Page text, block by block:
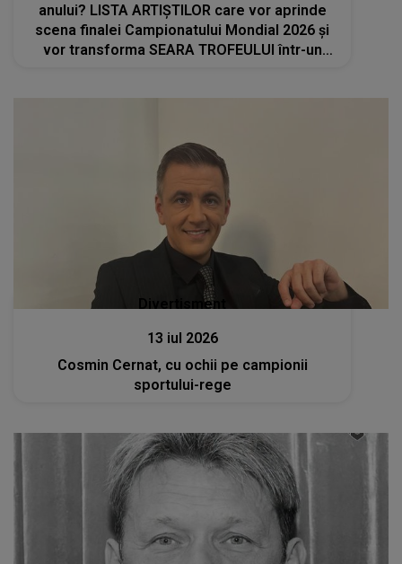
anului? LISTA ARTIȘTILOR care vor aprinde
scena finalei Campionatului Mondial 2026 și
vor transforma SEARA TROFEULUI într-un
Divertisment
13 iul 2026
Cosmin Cernat, cu ochii pe campionii
sportului-rege